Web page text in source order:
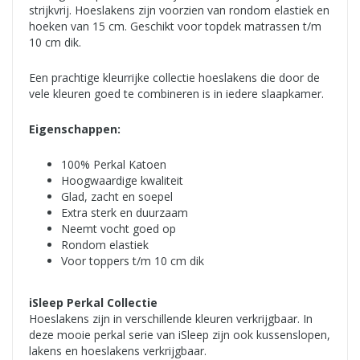
strijkvrij. Hoeslakens zijn voorzien van rondom elastiek en
hoeken van 15 cm. Geschikt voor topdek matrassen t/m
10 cm dik.
Een prachtige kleurrijke collectie hoeslakens die door de
vele kleuren goed te combineren is in iedere slaapkamer.
Eigenschappen:
100% Perkal Katoen
Hoogwaardige kwaliteit
Glad, zacht en soepel
Extra sterk en duurzaam
Neemt vocht goed op
Rondom elastiek
Voor toppers t/m 10 cm dik
iSleep Perkal Collectie
Hoeslakens zijn in verschillende kleuren verkrijgbaar. In
deze mooie perkal serie van iSleep zijn ook kussenslopen,
lakens en hoeslakens verkrijgbaar.